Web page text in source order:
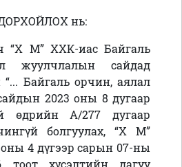
нь:
“Х М” ХХК-иас Байгаль
жуулчлалын сайдад
“... Байгаль орчин, аялал
2023 оны 8 дугаар
өдрийн А/277 дугаар
болгуулах, “Х М”
4 дүгээр сарын 07-ны
тоот хүсэлтийн дагуу